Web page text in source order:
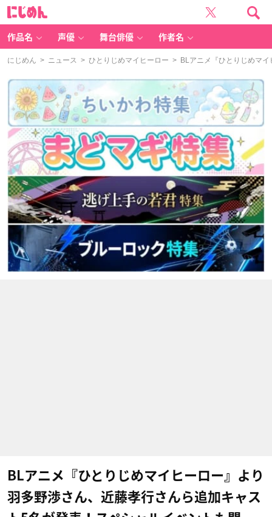
作品名 声優 舞台俳優 作者名
にじめん > ニュース > ひとりじめマイヒーロー > BLアニメ『ひとりじめマイ
BLアニメ『ひとりじめマイヒーロー』より
羽多野渉さん、近藤孝行さん​ら追加キャス